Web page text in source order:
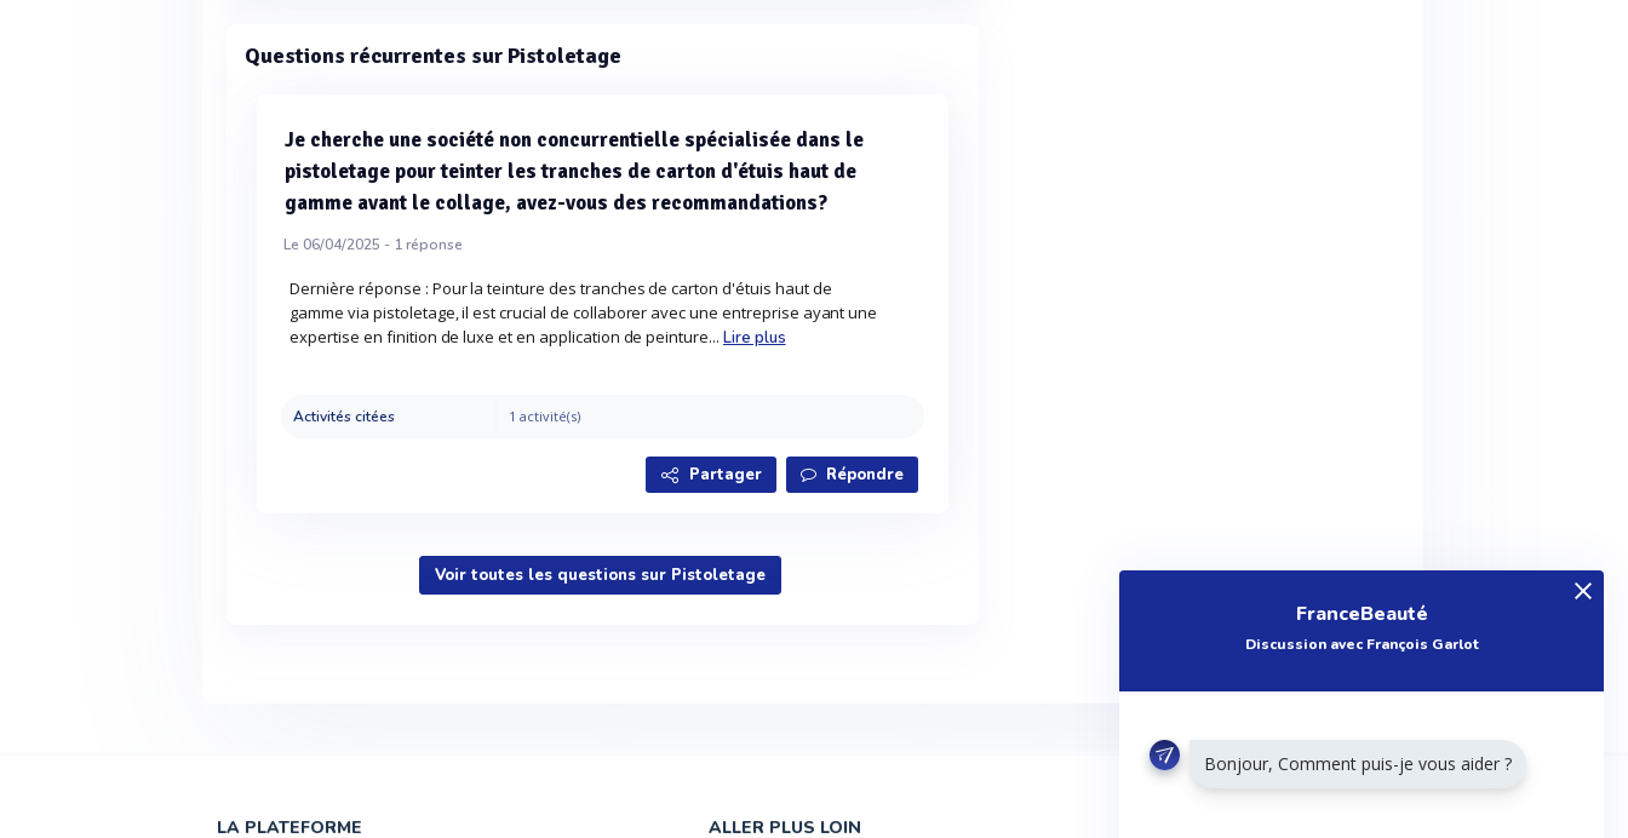
Questions récurrentes sur Pistoletage
Je cherche une société non concurrentielle spécialisée dans le
pistoletage pour teinter les tranches de carton d'étuis haut de
gamme avant le collage, avez-vous des recommandations?
Le 06/04/2025 - 1réponse
Dernière réponse : Pour la teinture des tranches de carton d'étuis haut de
gamme via pistoletage, il est crucial de collaborer avec une entreprise ayant une
expertise en finition de luxe et en application de peinture... Lire plus
Activités citées 1 activité(s)
Partager Répondre
Voir toutes les questions sur Pistoletage
LA PLATEFORME ALLER PLUS LOIN
FranceBeauté
Discussion avec François Garlot
Bonjour, Comment puis-je vous aider ?